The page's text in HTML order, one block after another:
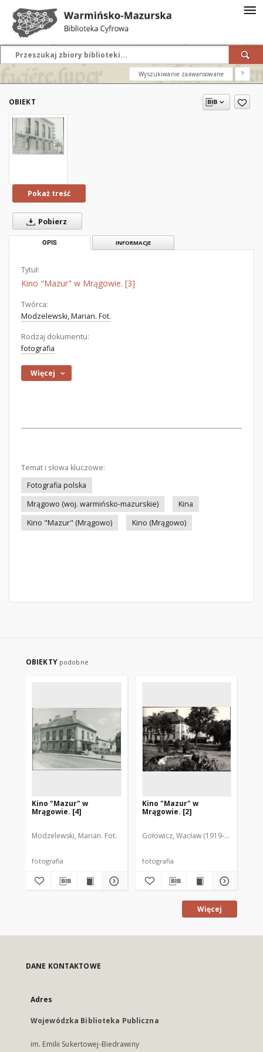
Wyszukiwanie zaawansowane ?
OBIEKT
Pokaż treść
Pobierz
OPIS INFORMACJE
Tytuł:
Kino "Mazur" w Mrągowie. [3]
Twórca:
Modzelewski, Marian. Fot.
Rodzaj dokumentu:
fotografia
Więcej
Temat i słowa kluczowe:
Fotografia polska
Mrągowo (woj. warmińsko-mazurskie)
Kina
Kino "Mazur" (Mrągowo)
Kino (Mrągowo)
OBIEKTY podobne
Kino "Mazur" w
Mrągowie. [4]
Modzelewski, Marian. Fot.
fotografia
Kino "Mazur" w
Mrągowie. [2]
Gołowicz, Wacław (1919-1983). Fot.
fotografia
Więcej
DANE KONTAKTOWE
Adres
Wojewódzka Biblioteka Publiczna
im. Emilii Sukertowej-Biedrawiny